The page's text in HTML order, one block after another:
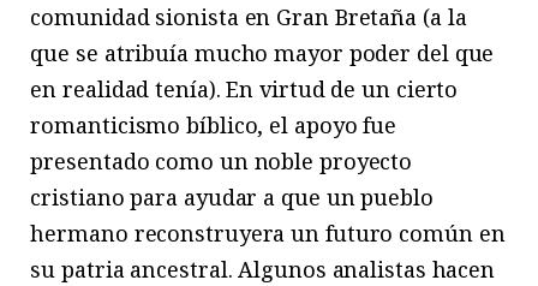
comunidad sionista en Gran Bretaña (a la
que se atribuía mucho mayor poder del que
en realidad tenía). En virtud de un cierto
romanticismo bíblico, el apoyo fue
presentado como un noble proyecto
cristiano para ayudar a que un pueblo
hermano reconstruyera un futuro común en
su patria ancestral. Algunos analistas hacen